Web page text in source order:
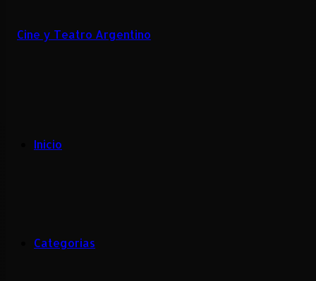
Inicio
Categorias